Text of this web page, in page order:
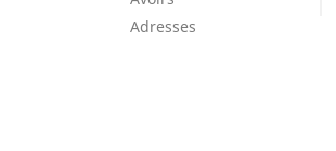
Adresses